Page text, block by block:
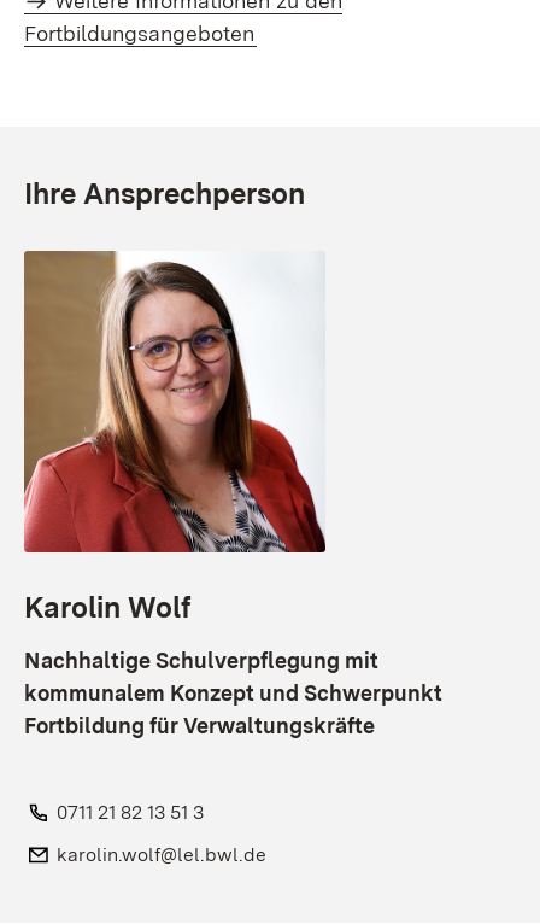
Fortbildungsangeboten
Ihre Ansprechperson
Karolin Wolf
Nachhaltige Schulverpflegung mit
kommunalem Konzept und Schwerpunkt
Fortbildung für Verwaltungskräfte
Telefon:
0711 21 82 13 51 3
E-Mail:
karolin.wolf@lel.bwl.de